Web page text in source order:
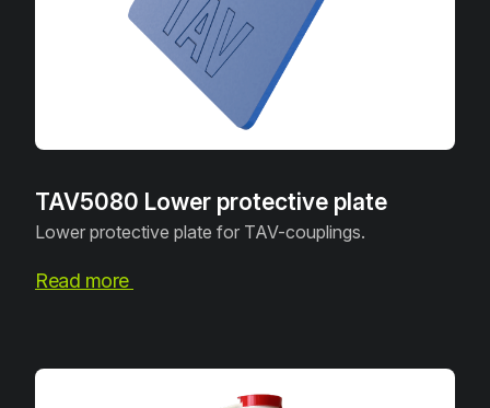
TAV5080 Lower protective plate
Lower protective plate for TAV-couplings.
Read more